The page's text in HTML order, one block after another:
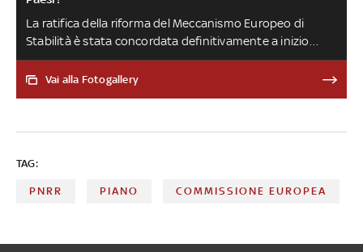
La ratifica della riforma del Meccanismo Europeo di
Stabilità è stata concordata definitivamente a inizio
2021, ma manca ancora l’approvazione da parte del
Parlamento italiano. Sul Pnrr, Roma aspetta la terza rata.
ma non ha ancora presentato richiesta formale di
sono al centro dell’ultima puntata di Numeri, su Sky
Vai alla Fotogallery
TAG:
PNRR PIANO COMMISSIONE EUROPEA